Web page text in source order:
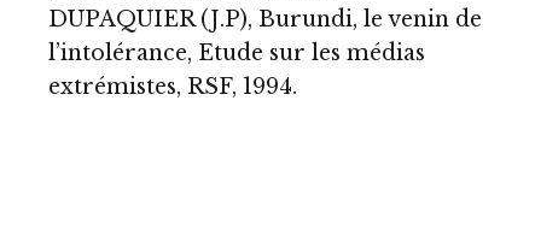
DUPAQUIER (J.P), Burundi, le venin de
l’intolérance, Etude sur les médias
extrémistes, RSF, 1994.